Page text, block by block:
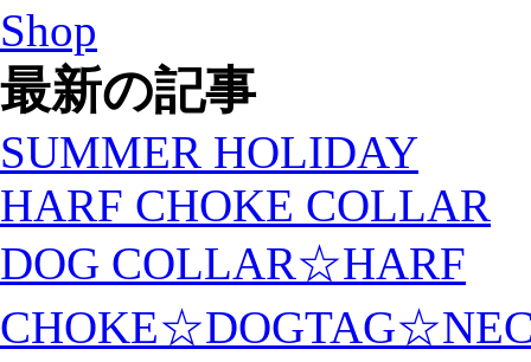
Shop
最新の記事
SUMMER HOLIDAY
HARF CHOKE COLLAR
DOG COLLAR☆HARF